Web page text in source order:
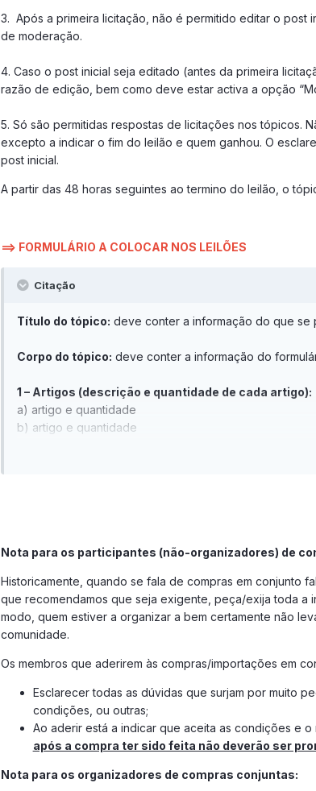
3. Após a primeira licitação, não é permitido editar o post
de moderação.
4. Caso o post inicial seja editado (antes da primeira
razão de edição, bem como deve estar activa a opção
5. Só são permitidas respostas de licitações nos tópicos.
excepto a indicar o fim do leilão e quem ganhou. O
post inicial.
A partir das 48 horas seguintes ao termino do leilão, o
==> FORMULÁRIO A COLOCAR NOS LEILÕES
Citação
Título do tópico: deve conter a informação do que se
Corpo do tópico: deve conter a informação do
1 – Artigos (descrição e quantidade de cada artigo):
a) artigo e quantidade
b) artigo e quantidade
- valor de venda imediata para o artigo “a)”: XXX€
- base de licitação do artigo “b)”:
- Incrementos mínimos para o artigo “b)” de:
- valor de venda imediata para o artigo “b)”: XXX€
c)…
- Valor de venda imediata para o conjunto (todos os
3 – Data e hora final do Leilão: (obrigatório)
Nota: No caso específico da 'meia noite' ou 'zero
4 – Fotos dos artigos: (obrigatório)
(para saber como se colocam fotos no Fórum, ler esta
Nota para os participantes (não-organizadores) de
Historicamente, quando se fala de compras em conjunto
que recomendamos que seja exigente, peça/exija toda a
modo, quem estiver a organizar a bem certamente não
comunidade.
Os membros que aderirem às compras/importações em
Esclarecer todas as dúvidas que surjam por muito
condições, ou outras;
Ao aderir está a indicar que aceita as condições e
após a compra ter sido feita não deverão ser
Nota para os organizadores de compras conjuntas: